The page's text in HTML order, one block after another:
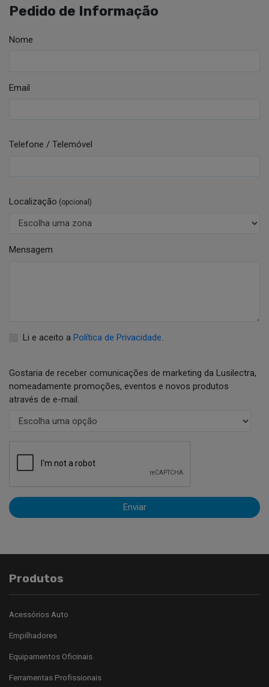
Pedido de Informação
Nome
Email
Telefone / Telemóvel
Localização (opcional)
Mensagem
Li e aceito a Política de Privacidade.
Gostaria de receber comunicações de marketing da Lusilectra,
nomeadamente promoções, eventos e novos produtos
através de e-mail.
Enviar
Produtos
Acessórios Auto
Empilhadores
Equipamentos Oficinais
Ferramentas Profissionais